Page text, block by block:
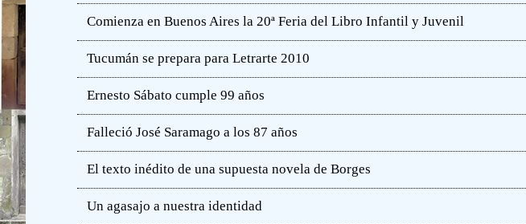
Comienza en Buenos Aires la 20ª Feria del Libro Infantil y Juvenil
Tucumán se prepara para Letrarte 2010
Ernesto Sábato cumple 99 años
Falleció José Saramago a los 87 años
El texto inédito de una supuesta novela de Borges
Un agasajo a nuestra identidad